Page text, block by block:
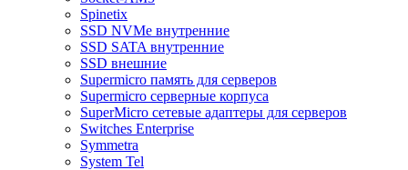
Spinetix
SSD NVMe внутренние
SSD SATA внутренние
SSD внешние
Supermicro память для серверов
Supermicro серверные корпуса
SuperMicro сетевые адаптеры для серверов
Switches Enterprise
Symmetra
System Tel